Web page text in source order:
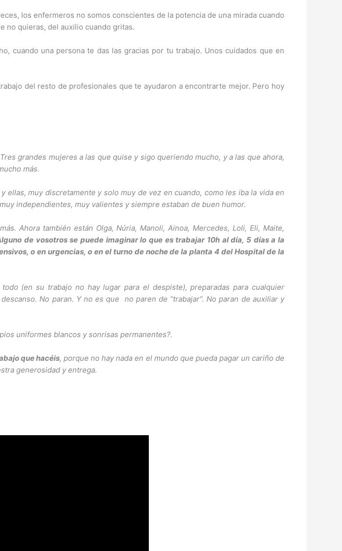
los enfermeros no somos conscientes de la potencia de una mirada cuando
no quieras, del auxilio cuando gritas.
cuando una persona te das las gracias por tu trabajo. Unos cuidados que en
del resto de profesionales que te ayudaron a encontrarte mejor. Pero hoy
grandes mujeres a las que quise y sigo queriendo mucho, y a las que ahora,
más.
ellas, muy discretamente y solo muy de vez en cuando, como les iba la vida en
independientes, muy valientes y siempre estaban de buen humor.
Ahora también están Olga, Núria, Manoli, Ainoa, Mercedes, Loli, Eli, Maite,
de vosotros se puede imaginar lo que es trabajar 10h al día, 5 días a la
o en urgencias, o en el turno de noche de la planta 4 del Hospital de la
(en su trabajo no hay lugar para el despiste), preparadas para cualquier
No paran. Y no es que no paren de “trabajar”. No paran de auxiliar y
uniformes blancos y sonrisas permanentes?.
que hacéis, porque no hay nada en el mundo que pueda pagar un cariño de
generosidad y entrega.